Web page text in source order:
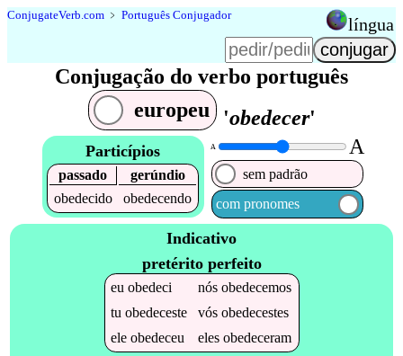
ConjugateVerb.com ﹥ Português Conjugador língua
Conjugação do verbo português
europeu
'obedecer'
Particípios
passado
gerúndio
obedecido
obedecendo
A A
sem padrão
com pronomes
Indicativo
pretérito perfeito
euobedeci nósobedecemos
tuobedeceste vósobedecestes
eleobedeceu elesobedeceram